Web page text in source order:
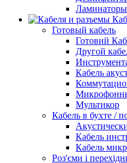
Ламинаторы
Готовый кабель
Готовий
Другой
Кабель
Мультикор
Кабель в бухте /
Кабель
Кабель
Роз'єми і